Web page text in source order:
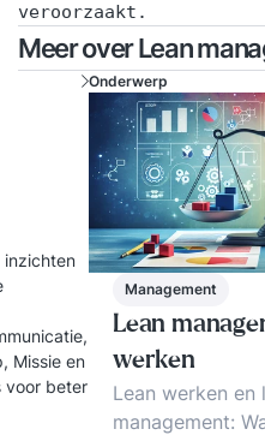
veroorzaakt.
Meer over Lean
inzichten
Missie en
Onderwerp
Management
Lean
werken
Lean werken en
management: